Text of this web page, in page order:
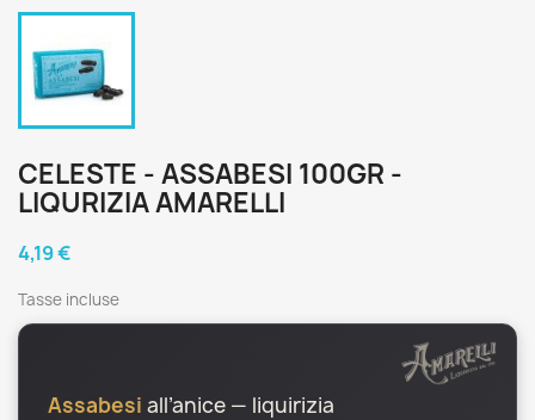
CELESTE - ASSABESI 100GR -
LIQURIZIA AMARELLI
4,19 €
Tasse incluse
Assabesi all’anice — liquirizia